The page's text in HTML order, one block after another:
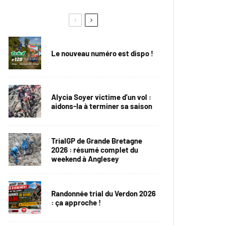
Le nouveau numéro est dispo !
Alycia Soyer victime d’un vol :
aidons-la à terminer sa saison
TrialGP de Grande Bretagne
2026 : résumé complet du
weekend à Anglesey
Randonnée trial du Verdon 2026
: ça approche !